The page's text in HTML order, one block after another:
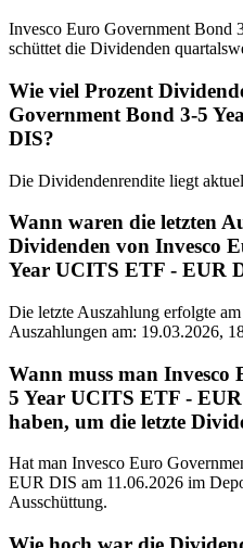
Invesco Euro Government
schüttet die Dividenden
Wie viel Prozent
Government Bond 3-5
DIS?
Die Dividendenrendite liegt
Wann waren die letzten
Dividenden von Invesco
Year UCITS ETF - EUR
Die letzte Auszahlung erfolgte
Auszahlungen am: 19.03.2026,
Wann muss man
5 Year UCITS ETF -
haben, um die letzte
Hat man Invesco Euro
EUR DIS am 11.06.2026 im
Ausschüttung.